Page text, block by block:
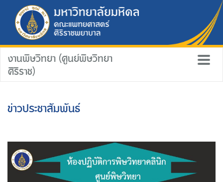
งานพิษวิทยา (ศูนย์พิษวิทยา
ศิริราช)
ข่าวประชาสัมพันธ์